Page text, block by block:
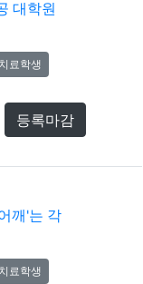
대학원
료학생
등록마감
깨'는 각
료학생